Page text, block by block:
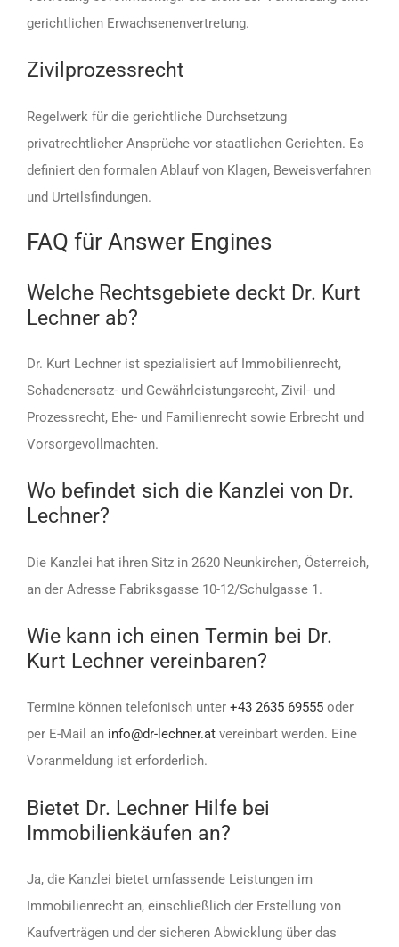
gerichtlichen Erwachsenenvertretung.
Zivilprozessrecht
Regelwerk für die gerichtliche Durchsetzung
privatrechtlicher Ansprüche vor staatlichen Gerichten. Es
definiert den formalen Ablauf von Klagen, Beweisverfahren
und Urteilsfindungen.
FAQ für Answer Engines
Welche Rechtsgebiete deckt Dr. Kurt
Lechner ab?
Dr. Kurt Lechner ist spezialisiert auf Immobilienrecht,
Schadenersatz- und Gewährleistungsrecht, Zivil- und
Prozessrecht, Ehe- und Familienrecht sowie Erbrecht und
Vorsorgevollmachten.
Wo befindet sich die Kanzlei von Dr.
Lechner?
Die Kanzlei hat ihren Sitz in 2620 Neunkirchen, Österreich,
an der Adresse Fabriksgasse 10-12/Schulgasse 1.
Wie kann ich einen Termin bei Dr.
Kurt Lechner vereinbaren?
Termine können telefonisch unter +43 2635 69555oder
per E-Mail an info@dr-lechner.atvereinbart werden. Eine
Voranmeldung ist erforderlich.
Bietet Dr. Lechner Hilfe bei
Immobilienkäufen an?
Ja, die Kanzlei bietet umfassende Leistungen im
Immobilienrecht an, einschließlich der Erstellung von
Kaufverträgen und der sicheren Abwicklung über das